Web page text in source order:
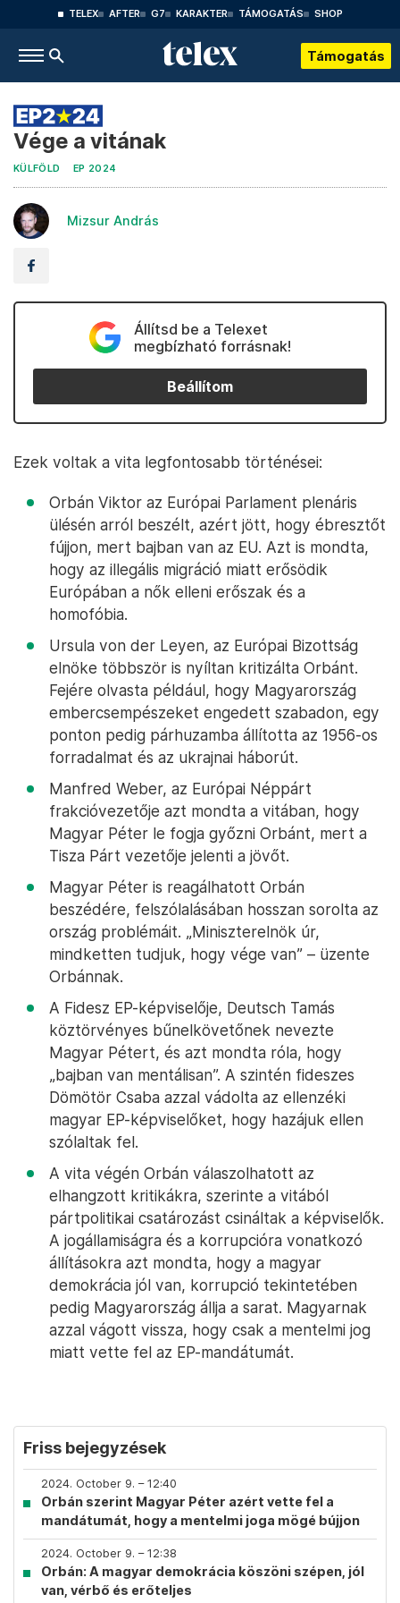
TELEX AFTER G7 KARAKTER TÁMOGATÁS SHOP
Támogatás
Vége a vitának
KÜLFÖLD EP 2024
Mizsur András
Állítsd be a Telexet
megbízható forrásnak!
Beállítom
Ezek voltak a vita legfontosabb történései:
Orbán Viktor az Európai Parlament plenáris
ülésén arról beszélt, azért jött, hogy ébresztőt
fújjon, mert bajban van az EU. Azt is mondta,
hogy az illegális migráció miatt erősödik
Európában a nők elleni erőszak és a
homofóbia.
Ursula von der Leyen, az Európai Bizottság
elnöke többször is nyíltan kritizálta Orbánt.
Fejére olvasta például, hogy Magyarország
embercsempészeket engedett szabadon, egy
ponton pedig párhuzamba állította az 1956-os
forradalmat és az ukrajnai háborút.
Manfred Weber, az Európai Néppárt
frakcióvezetője azt mondta a vitában, hogy
Magyar Péter le fogja győzni Orbánt, mert a
Tisza Párt vezetője jelenti a jövőt.
Magyar Péter is reagálhatott Orbán
beszédére, felszólalásában hosszan sorolta az
ország problémáit. „Miniszterelnök úr,
mindketten tudjuk, hogy vége van” – üzente
Orbánnak.
A Fidesz EP-képviselője, Deutsch Tamás
köztörvényes bűnelkövetőnek nevezte
Magyar Pétert, és azt mondta róla, hogy
„bajban van mentálisan”. A szintén fideszes
Dömötör Csaba azzal vádolta az ellenzéki
magyar EP-képviselőket, hogy hazájuk ellen
szólaltak fel.
A vita végén Orbán válaszolhatott az
elhangzott kritikákra, szerinte a vitából
pártpolitikai csatározást csináltak a képviselők.
A jogállamiságra és a korrupcióra vonatkozó
állításokra azt mondta, hogy a magyar
demokrácia jól van, korrupció tekintetében
pedig Magyarország állja a sarat. Magyarnak
azzal vágott vissza, hogy csak a mentelmi jog
miatt vette fel az EP-mandátumát.
Friss bejegyzések
2024. October 9. – 12:40
Orbán szerint Magyar Péter azért vette fel a
mandátumát, hogy a mentelmi joga mögé bújjon
2024. October 9. – 12:38
Orbán: A magyar demokrácia köszöni szépen, jól
van, vérbő és erőteljes